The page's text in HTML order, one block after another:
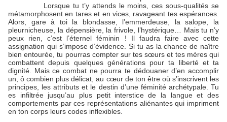
Lorsque tu t’y attends le moins, ces sous-qualités se
métamorphosent en tares et en vices, ravageant tes espérances.
Alors, gare à toi la blondasse, l’emmerdeuse, la salope, la
pleurnicheuse, la dépensière, la frivole, l’hystérique… Mais tu n’y
peux rien, c’est l’éternel féminin ! Il faudra faire avec cette
assignation qui s’impose d’évidence. Si tu as la chance de naître
bien entourée, tu pourras compter sur tes sœurs et tes mères qui
combattent depuis quelques générations pour ta liberté et ta
dignité. Mais ce combat ne pourra te dédouaner d’en accomplir
un, ô combien plus délicat, au cœur de ton être où s’inscrivent les
principes, les attributs et le destin d’une féminité archétypale. Tu
es infiltrée jusqu’au plus petit interstice de la langue et des
comportements par ces représentations aliénantes qui impriment
en ton corps leurs codes inflexibles.